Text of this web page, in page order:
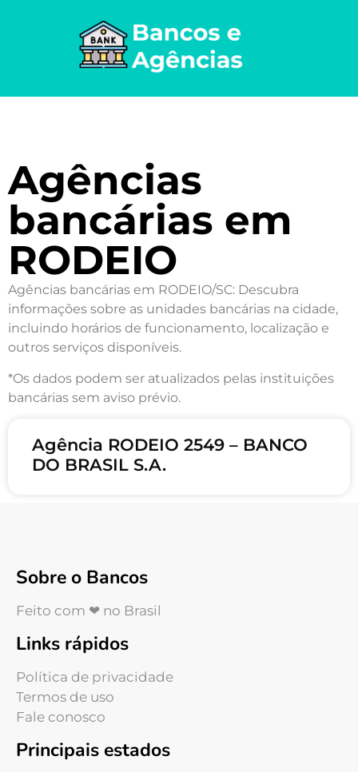
Agências
bancárias em
RODEIO
Agências bancárias em RODEIO/SC: Descubra
informações sobre as unidades bancárias na cidade,
incluindo horários de funcionamento, localização e
outros serviços disponíveis.
*Os dados podem ser atualizados pelas instituições
bancárias sem aviso prévio.
Agência RODEIO 2549 – BANCO
DO BRASIL S.A.
Sobre o Bancos
Feito com ❤ no Brasil
Links rápidos
Política de privacidade
Termos de uso
Fale conosco
Principais estados